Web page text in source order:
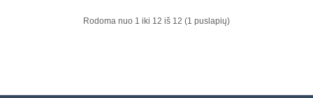
elektronikos litavimui ir surinkimui, turintis keturias
Rodoma nuo 1 iki 12 iš 12 (1 puslapių)